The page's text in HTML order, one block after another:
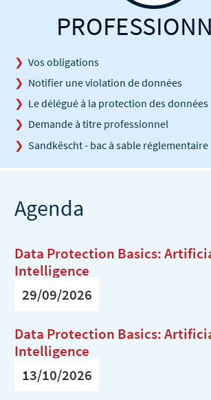
Vos obligations
Notifier une violation de données
Le délégué à la protection des données
Demande à titre professionnel
Sandkëscht - bac à sable réglementaire
Agenda
Data Protection Basics:
Intelligence
29/09/2026
Data Protection Basics:
Intelligence
13/10/2026